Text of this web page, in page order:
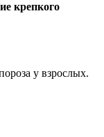
крепкого
у взрослых.